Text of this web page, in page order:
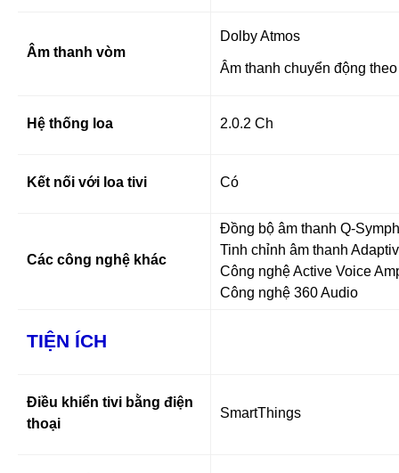
Âm thanh vòm
Dolby Atmos
Âm thanh chuyển động
Hệ thống loa 2.0.2 Ch
Kết nối với loa tivi Có
Các công nghệ khác
Đồng bộ âm thanh Q-
Tinh chỉnh âm thanh
Công nghệ Active Voice
Công nghệ 360 Audio
TIỆN ÍCH
Điều khiển tivi bằng điện
thoại
SmartThings